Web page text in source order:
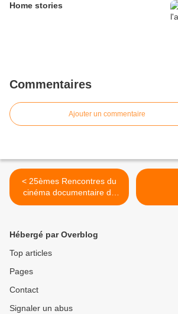
Home stories
Commentaires
Ajouter un commentaire
< 25èmes Rencontres du
cinéma documentaire de
Montreuil
Hébergé par Overblog
Top articles
Pages
Contact
Signaler un abus